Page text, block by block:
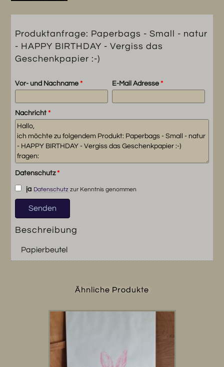
Vergiss
Geschenkpapier
:-)
Menge
Produktanfrage: Paperbags - Small - natur
- HAPPY BIRTHDAY - Vergiss das
Geschenkpapier :-)
Vor- und Nachname* E-Mail Adresse *
Nachricht*
Datenschutz*
ja Datenschutz zur Kenntnis genommen
Beschreibung
Papierbeutel
Ähnliche Produkte